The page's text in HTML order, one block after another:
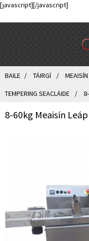
[javascript][/javascript]
BAILE TÁIRGÍ
TEMPERING SEACLÁIDE
8-60kg Meaisín